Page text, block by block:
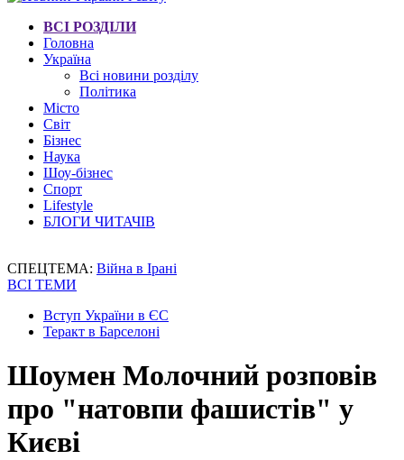
ВСІ РОЗДІЛИ
Головна
Україна
Всі новини розділу
Політика
Місто
Світ
Бізнес
Наука
Шоу-бізнес
Спорт
Lifestyle
БЛОГИ ЧИТАЧІВ
СПЕЦТЕМА: Війна в Ірані
ВСІ ТЕМИ
Вступ України в ЄС
Теракт в Барселоні
Шоумен Молочний розповів
про "натовпи фашистів" у
Києві